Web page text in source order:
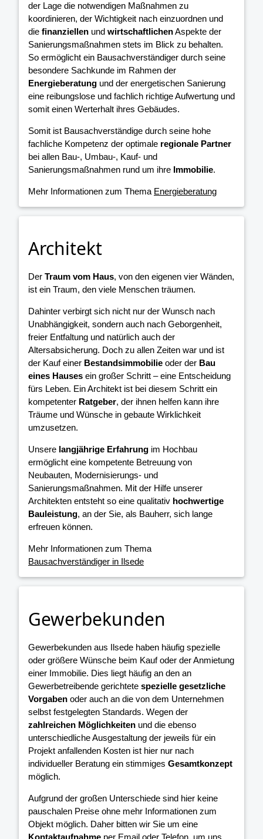
der Lage die notwendigen Maßnahmen zu
koordinieren, der Wichtigkeit nach einzuordnen und
die finanziellen und wirtschaftlichenAspekte der
Sanierungsmaßnahmen stets im Blick zu behalten.
So ermöglicht ein Bausachverständiger durch seine
besondere Sachkunde im Rahmen der
Energieberatung und der energetischen Sanierung
eine reibungslose und fachlich richtige Aufwertung und
somit einen Werterhalt ihres Gebäudes.
Somit ist Bausachverständige durch seine hohe
fachliche Kompetenz der optimale regionale Partner
bei allen Bau-, Umbau-, Kauf- und
Sanierungsmaßnahmen rund um ihre Immobilie.
Mehr Informationen zum Thema Energieberatung
Architekt
Der Traum vom Haus, von den eigenen vier Wänden,
ist ein Traum, den viele Menschen träumen.
Dahinter verbirgt sich nicht nur der Wunsch nach
Unabhängigkeit, sondern auch nach Geborgenheit,
freier Entfaltung und natürlich auch der
Altersabsicherung. Doch zu allen Zeiten war und ist
der Kauf einer Bestandsimmobilie oder der Bau
eines Hauses ein großer Schritt – eine Entscheidung
fürs Leben. Ein Architekt ist bei diesem Schritt ein
kompetenter Ratgeber, der ihnen helfen kann ihre
Träume und Wünsche in gebaute Wirklichkeit
umzusetzen.
Unsere langjährige Erfahrung im Hochbau
ermöglicht eine kompetente Betreuung von
Neubauten, Modernisierungs- und
Sanierungsmaßnahmen. Mit der Hilfe unserer
Architekten entsteht so eine qualitativ hochwertige
Bauleistung, an der Sie, als Bauherr, sich lange
erfreuen können.
Mehr Informationen zum Thema
Bausachverständiger in Ilsede
Gewerbekunden
Gewerbekunden aus Ilsede haben häufig spezielle
oder größere Wünsche beim Kauf oder der Anmietung
einer Immobilie. Dies liegt häufig an den an
Gewerbetreibende gerichtete spezielle gesetzliche
Vorgaben oder auch an die von dem Unternehmen
selbst festgelegten Standards. Wegen der
zahlreichen Möglichkeiten und die ebenso
unterschiedliche Ausgestaltung der jeweils für ein
Projekt anfallenden Kosten ist hier nur nach
individueller Beratung ein stimmiges Gesamtkonzept
möglich.
Aufgrund der großen Unterschiede sind hier keine
pauschalen Preise ohne mehr Informationen zum
Objekt möglich. Daher bitten wir Sie um eine
Kontaktaufnahme per Email oder Telefon, um uns